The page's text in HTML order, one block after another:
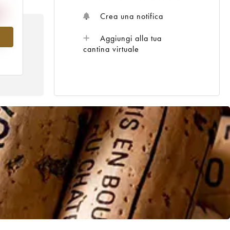
Crea una notifica
Aggiungi alla tua
cantina virtuale